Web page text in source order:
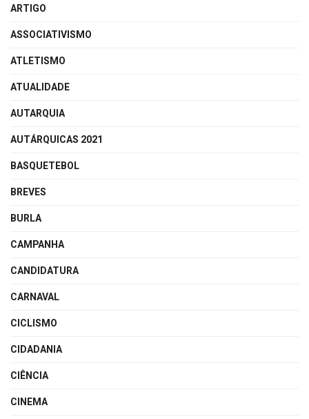
ARTIGO
ASSOCIATIVISMO
ATLETISMO
ATUALIDADE
AUTARQUIA
AUTÁRQUICAS 2021
BASQUETEBOL
BREVES
BURLA
CAMPANHA
CANDIDATURA
CARNAVAL
CICLISMO
CIDADANIA
CIÊNCIA
CINEMA